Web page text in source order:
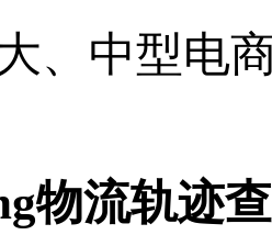
、中型电
物流轨迹